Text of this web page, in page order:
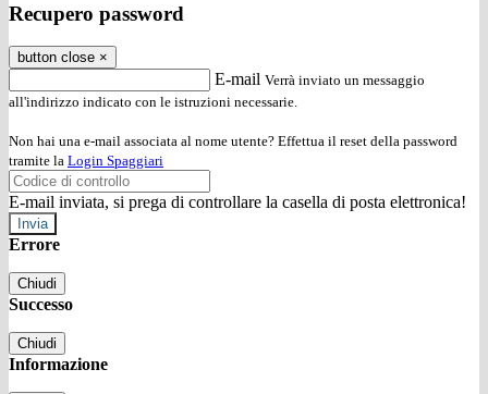
Recupero password
button close ×
E-mail Verrà inviato un messaggio
all'indirizzo indicato con le istruzioni necessarie.
Non hai una e-mail associata al nome utente? Effettua il reset della password
tramite la Login Spaggiari
E-mail inviata, si prega di controllare la casella di posta elettronica!
Errore
Chiudi
Successo
Chiudi
Informazione